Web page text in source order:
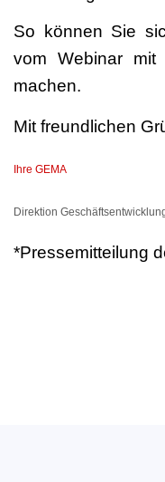
So können Sie
vom Webinar mit
machen.
Mit freundlichen
Ihre GEMA
Direktion
*Pressemitteilung